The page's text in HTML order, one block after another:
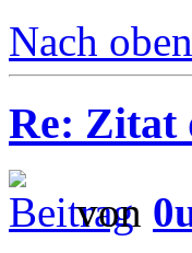
Nach oben
Re: Zitat
von